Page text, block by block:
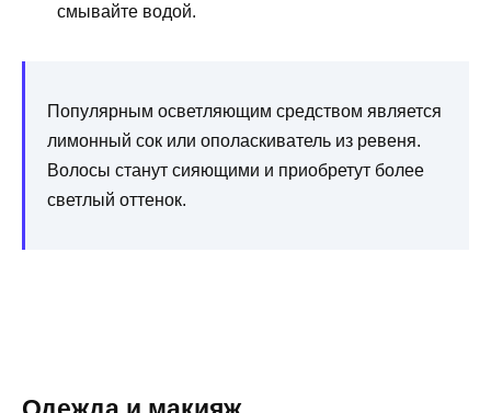
смывайте водой.
Популярным осветляющим средством является
лимонный сок или ополаскиватель из ревеня.
Волосы станут сияющими и приобретут более
светлый оттенок.